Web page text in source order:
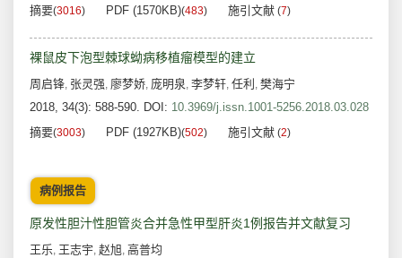
摘要(3016) PDF (1570KB)(483) 施引文献 (7)
裸鼠皮下泡型棘球蚴病移植瘤模型的建立
周启锋, 张灵强, 廖梦娇, 庞明泉, 李梦轩, 任利 , 樊海宁
2018, 34(3): 588-590. DOI: 10.3969/j.issn.1001-5256.2018.03.028
摘要(3003) PDF (1927KB)(502) 施引文献 (2)
病例报告
原发性胆汁性胆管炎合并急性甲型肝炎1例报告并文献复习
王乐, 王志宇, 赵旭, 高普均